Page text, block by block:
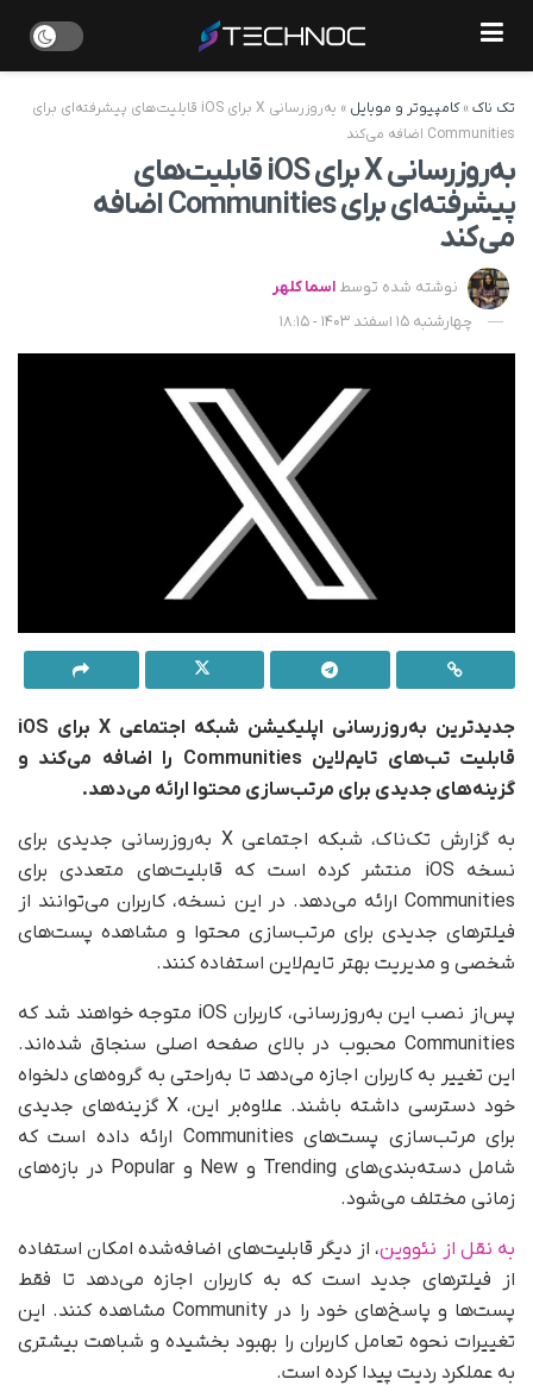
تک ناک»کامپیوتر و موبایل »
به‌روزرسانی X برای iOS قابلیت‌های پیشرفته‌ای برای
Communities اضافه می‌کند
به‌روزرسانی X برای iOS قابلیت‌های
پیشرفته‌ای برای Communities اضافه
می‌کند
نوشته شده توسط اسما کلهر
چهارشنبه 15 اسفند 1403 - 18:15
جدیدترین به‌روزرسانی اپلیکیشن شبکه اجتماعی X برای iOS
قابلیت تب‌های تایم‌لاین Communities را اضافه می‌کند و
گزینه‌های جدیدی برای مرتب‌سازی محتوا ارائه می‌دهد.
به گزارش تک‌ناک، شبکه اجتماعی X به‌روزرسانی جدیدی برای
نسخه iOS منتشر کرده است که قابلیت‌های متعددی برای
Communities ارائه می‌دهد. در این نسخه، کاربران می‌توانند از
فیلترهای جدیدی برای مرتب‌سازی محتوا و مشاهده پست‌های
شخصی و مدیریت بهتر تایم‌لاین استفاده کنند.
پس‌از نصب این به‌روزرسانی، کاربران iOS متوجه خواهند شد که
Communities محبوب در بالای صفحه اصلی سنجاق شده‌اند.
این تغییر به کاربران اجازه می‌دهد تا به‌راحتی به گروه‌های دلخواه
خود دسترسی داشته باشند. علاوه‌بر این، X گزینه‌های جدیدی
برای مرتب‌سازی پست‌های Communities ارائه داده است که
شامل دسته‌بندی‌های Trending و New و Popular در بازه‌های
زمانی مختلف می‌شود.
به نقل از نئووین، از دیگر قابلیت‌های اضافه‌شده امکان استفاده
از فیلترهای جدید است که به کاربران اجازه می‌دهد تا فقط
پست‌ها و پاسخ‌های خود را در Community مشاهده کنند. این
تغییرات نحوه تعامل کاربران را بهبود بخشیده و شباهت بیشتری
به عملکرد ردیت پیدا کرده است.